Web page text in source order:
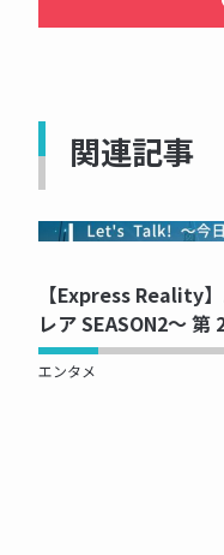
関連記事
【Express Reality
レア SEASON2～ 第
エンタメ